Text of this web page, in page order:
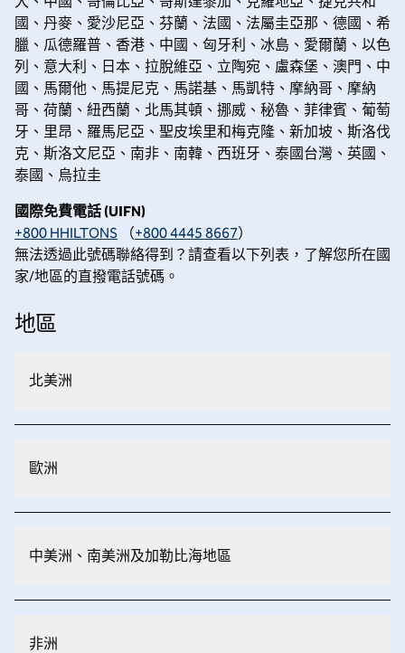
國、丹麥、愛沙尼亞、芬蘭、法國、法屬圭亞那、德國、希
臘、瓜德羅普、香港、中國、匈牙利、冰島、愛爾蘭、以色
列、意大利、日本、拉脫維亞、立陶宛、盧森堡、澳門、中
國、馬爾他、馬提尼克、馬諾基、馬凱特、摩納哥、摩納
哥、荷蘭、紐西蘭、北馬其頓、挪威、秘魯、菲律賓、葡萄
牙、里昂、羅馬尼亞、聖皮埃里和梅克隆、新加坡、斯洛伐
克、斯洛文尼亞、南非、南韓、西班牙、泰國台灣、英國、
泰國、烏拉圭
國際免費電話 (UIFN)
+800 HHILTONS （+800 4445 8667）
無法透過此號碼聯絡得到？請查看以下列表，了解您所在國
家/地區的直撥電話號碼。
地區
北美洲
歐洲
中美洲、南美洲及加勒比海地區
非洲